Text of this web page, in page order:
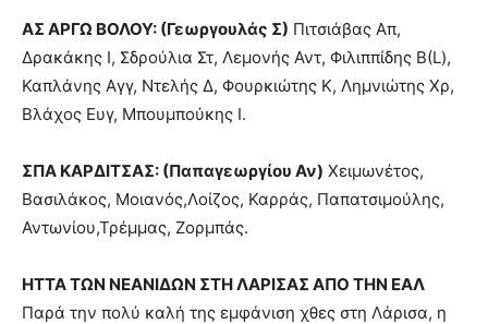
ΑΣ ΑΡΓΩ ΒΟΛΟΥ: (Γεωργουλάς Σ) Πιτσιάβας Απ,
Δρακάκης Ι, Σδρούλια Στ, Λεμονής Αντ, Φιλιππίδης Β(L),
Καπλάνης Αγγ, Ντελής Δ, Φουρκιώτης Κ, Λημνιώτης Χρ,
Βλάχος Ευγ, Μπουμπούκης Ι.
ΣΠΑ ΚΑΡΔΙΤΣΑΣ: (Παπαγεωργίου Αν) Χειμωνέτος,
Βασιλάκος, Μοιανός,Λοίζος, Καρράς, Παπατσιμούλης,
Αντωνίου,Τρέμμας, Ζορμπάς.
ΗΤΤΑ ΤΩΝ ΝΕΑΝΙΔΩΝ ΣΤΗ ΛΑΡΙΣΑΣ ΑΠΟ ΤΗΝ ΕΑΛ
Παρά την πολύ καλή της εμφάνιση χθες στη Λάρισα, η